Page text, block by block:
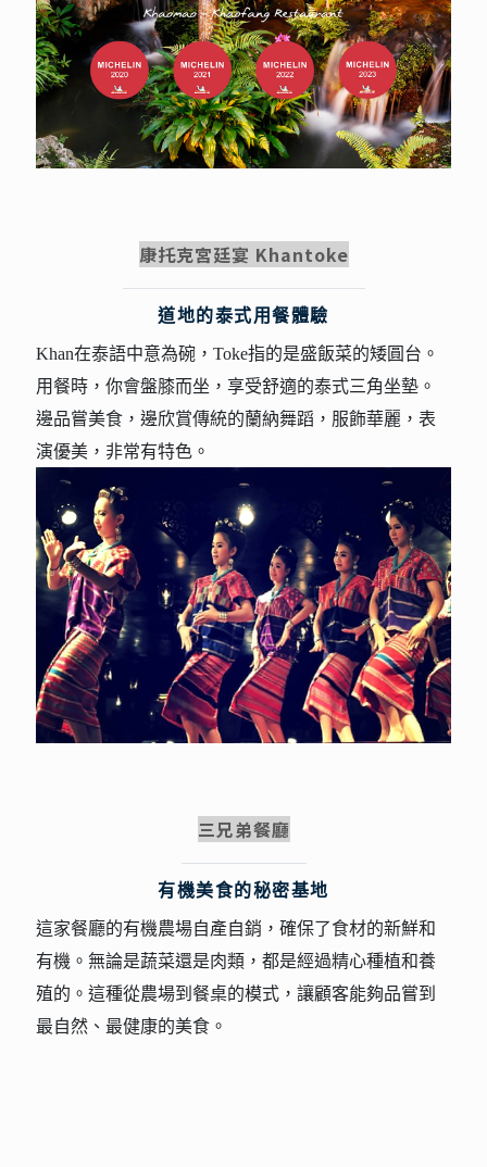
康托克宮廷宴 Khantoke
道地的泰式用餐體驗
Khan在泰語中意為碗，Toke指的是盛飯菜的矮圓台。
用餐時，你會盤膝而坐，享受舒適的泰式三角坐墊。
邊品嘗美食，邊欣賞傳統的蘭納舞蹈，服飾華麗，表
演優美，非常有特色。
三兄弟餐廳
有機美食的秘密基地
這家餐廳的有機農場自產自銷，確保了食材的新鮮和
有機。無論是蔬菜還是肉類，都是經過精心種植和養
殖的。這種從農場到餐桌的模式，讓顧客能夠品嘗到
最自然、最健康的美食。